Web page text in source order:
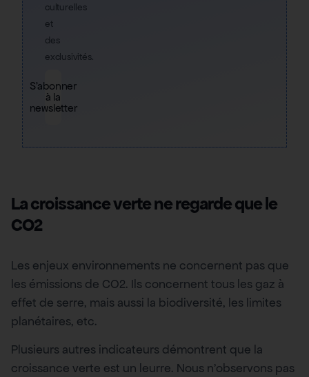
culturelles
et
des
exclusivités.
S'abonner
à la
newsletter
La croissance verte ne regarde que le
CO2
Les enjeux environnements ne concernent pas que
les émissions de CO2. Ils concernent tous les gaz à
effet de serre, mais aussi la biodiversité, les limites
planétaires, etc.
Plusieurs autres indicateurs démontrent que la
croissance verte est un leurre. Nous n’observons pas